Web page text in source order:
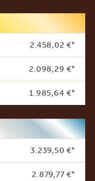
2.458,02 €*
2.098,29 €*
1.985,64 €*
3.239,50 €*
2.879,77 €*